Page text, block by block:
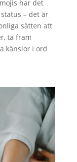
har det
– det är
sätten att
ta fram
känslor i ord